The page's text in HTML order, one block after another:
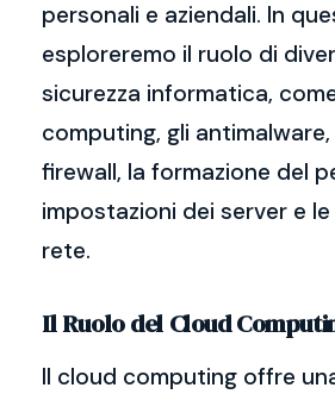
personali e aziendali. In
esploreremo il ruolo di
sicurezza informatica,
computing, gli
firewall, la formazione del
impostazioni dei server e
rete.
Il Ruolo del Cloud
Il cloud computing offre